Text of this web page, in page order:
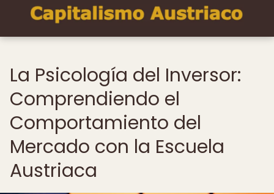
La Psicología del Inversor:
Comprendiendo el
Comportamiento del
Mercado con la Escuela
Austriaca